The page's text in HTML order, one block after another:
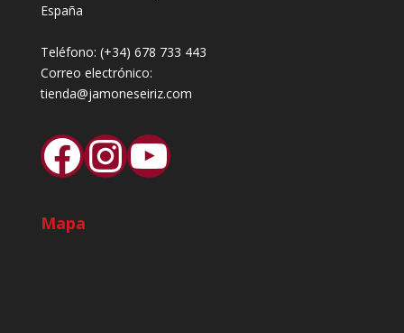
España
Teléfono: (+34) 678 733 443
Correo electrónico:
tienda@jamoneseiriz.com
Facebook
Instagram
YouTube
Mapa